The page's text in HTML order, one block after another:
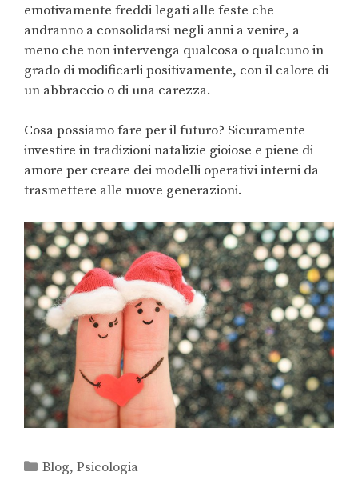
emotivamente freddi legati alle feste che
andranno a consolidarsi negli anni a venire, a
meno che non intervenga qualcosa o qualcuno in
grado di modificarli positivamente, con il calore di
un abbraccio o di una carezza.
Cosa possiamo fare per il futuro? Sicuramente
investire in tradizioni natalizie gioiose e piene di
amore per creare dei modelli operativi interni da
trasmettere alle nuove generazioni.
Blog,Psicologia